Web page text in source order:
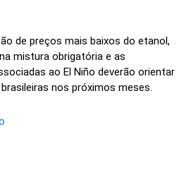
de preços mais baixos do etanol,
mistura obrigatória e as
ao El Niño deverão orientar
nos próximos meses.